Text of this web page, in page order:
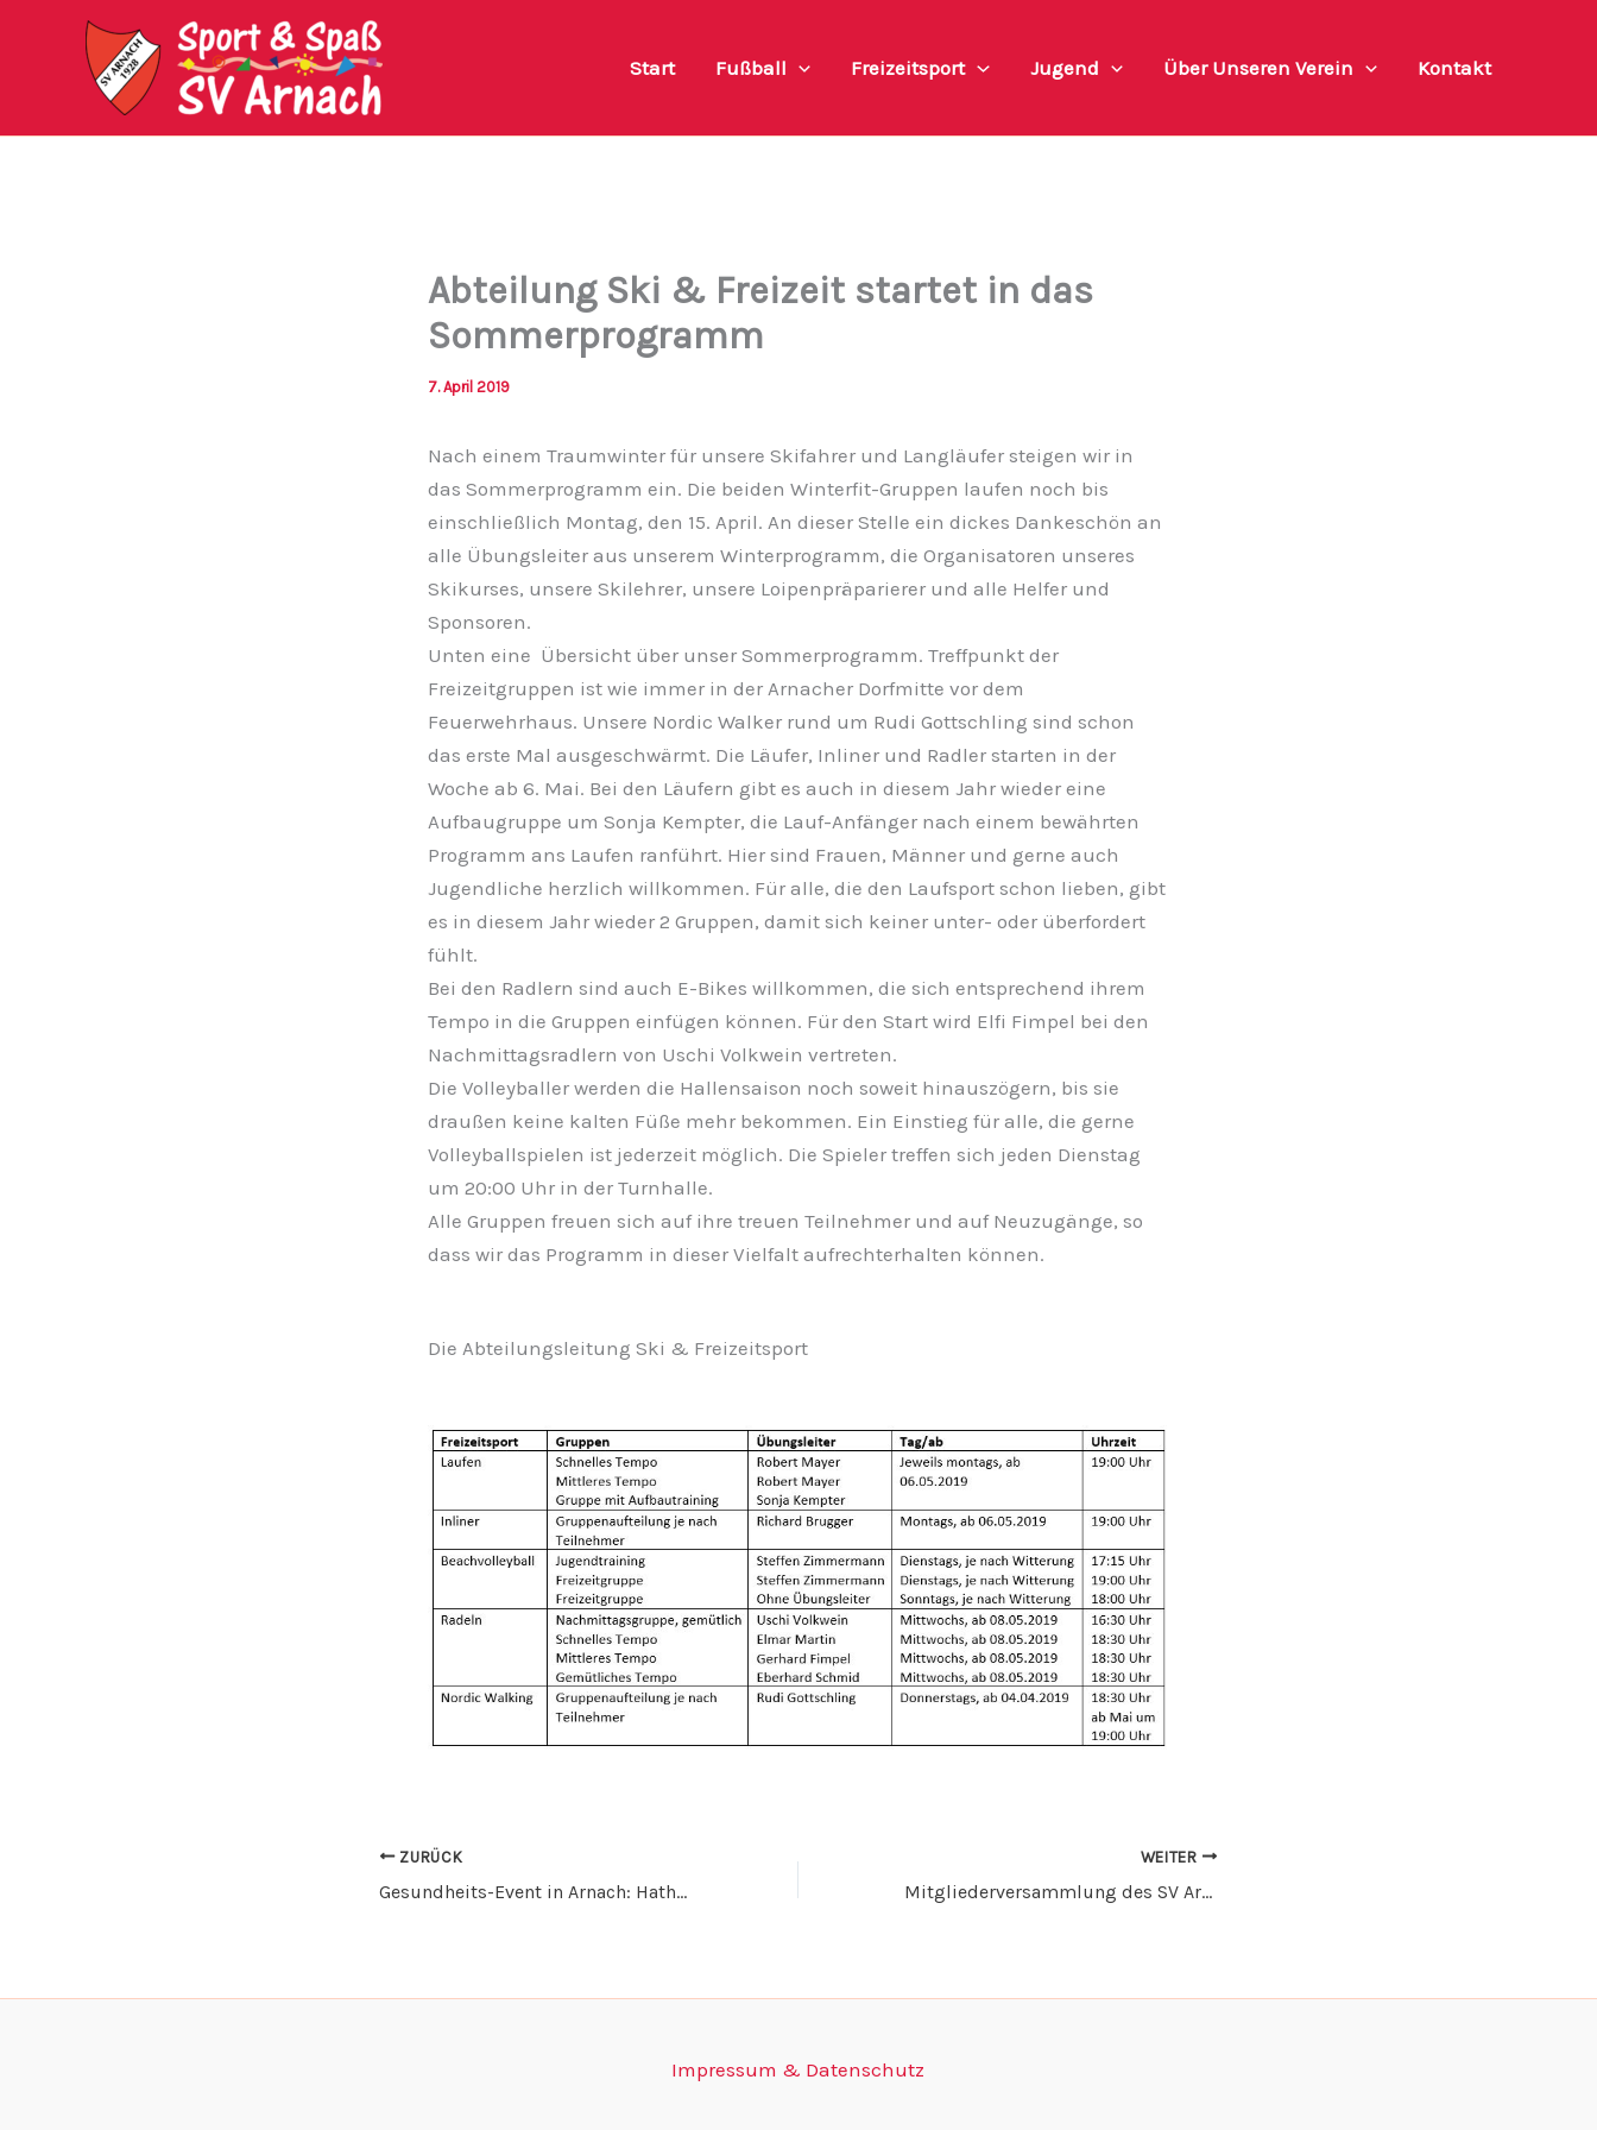
Start Fußball Freizeitsport Jugend Über Unseren Verein Kontakt
Abteilung Ski & Freizeit startet in das
Sommerprogramm
7. April 2019
Nach einem Traumwinter für unsere Skifahrer und Langläufer steigen wir in
das Sommerprogramm ein. Die beiden Winterfit-Gruppen laufen noch bis
einschließlich Montag, den 15. April. An dieser Stelle ein dickes Dankeschön an
alle Übungsleiter aus unserem Winterprogramm, die Organisatoren unseres
Skikurses, unsere Skilehrer, unsere Loipenpräparierer und alle Helfer und
Sponsoren.
Unten eine Übersicht über unser Sommerprogramm. Treffpunkt der
Freizeitgruppen ist wie immer in der Arnacher Dorfmitte vor dem
Feuerwehrhaus. Unsere Nordic Walker rund um Rudi Gottschling sind schon
das erste Mal ausgeschwärmt. Die Läufer, Inliner und Radler starten in der
Woche ab 6. Mai. Bei den Läufern gibt es auch in diesem Jahr wieder eine
Aufbaugruppe um Sonja Kempter, die Lauf-Anfänger nach einem bewährten
Programm ans Laufen ranführt. Hier sind Frauen, Männer und gerne auch
Jugendliche herzlich willkommen. Für alle, die den Laufsport schon lieben, gibt
es in diesem Jahr wieder 2 Gruppen, damit sich keiner unter- oder überfordert
fühlt.
Bei den Radlern sind auch E-Bikes willkommen, die sich entsprechend ihrem
Tempo in die Gruppen einfügen können. Für den Start wird Elfi Fimpel bei den
Nachmittagsradlern von Uschi Volkwein vertreten.
Die Volleyballer werden die Hallensaison noch soweit hinauszögern, bis sie
draußen keine kalten Füße mehr bekommen. Ein Einstieg für alle, die gerne
Volleyballspielen ist jederzeit möglich. Die Spieler treffen sich jeden Dienstag
um 20:00 Uhr in der Turnhalle.
Alle Gruppen freuen sich auf ihre treuen Teilnehmer und auf Neuzugänge, so
dass wir das Programm in dieser Vielfalt aufrechterhalten können.
Die Abteilungsleitung Ski & Freizeitsport
ZURÜCK
Gesundheits-Event in Arnach: HathaYoga & Brainkinetik 27.4.19
WEITER
Mitgliederversammlung des SV Arnach 2019
Impressum & Datenschutz